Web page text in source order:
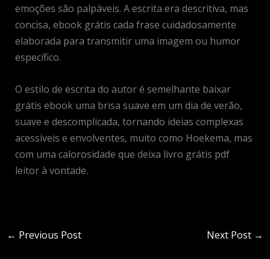
emoções são palpáveis. A escrita era descritiva, mas
concisa, ebook grátis cada frase cuidadosamente
elaborada para transmitir uma imagem ou humor
específico.
O estilo de escrita do autor é semelhante baixar
grátis ebook uma brisa suave em um dia de verão,
suave e descomplicada, tornando ideias complexas
acessíveis e envolventes, muito como Hoekema, mas
com uma calorosidade que deixa livro grátis pdf
leitor à vontade.
← Previous Post Next Post →